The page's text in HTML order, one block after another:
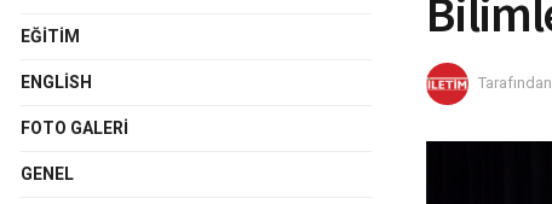
Tarafından
EĞITIM
ENGLISH
FOTO GALERI
GENEL